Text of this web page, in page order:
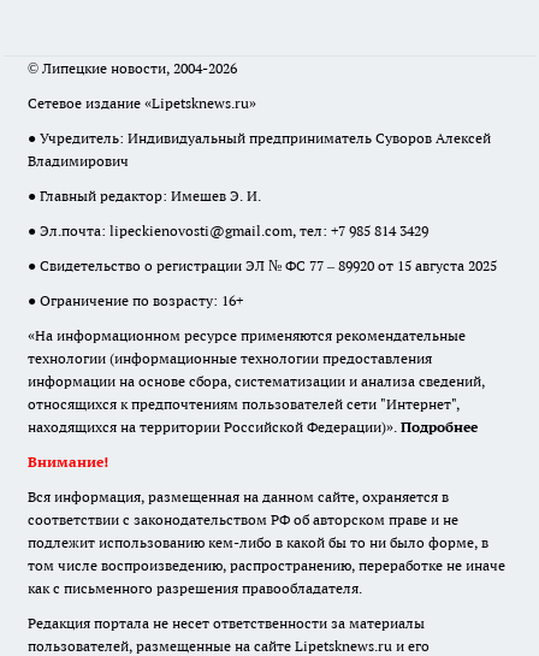
© Липецкие новости, 2004-2026
Сетевое издание «Lipetsknews.ru»
● Учредитель: Индивидуальный предприниматель Суворов Алексей
Владимирович
● Главный редактор: Имешев Э. И.
● Эл.почта: lipeckienovosti@gmail.com, тел: +7 985 814 3429
● Свидетельство о регистрации ЭЛ № ФС 77 – 89920 от 15 августа 2025
● Ограничение по возрасту: 16+
«На информационном ресурсе применяются рекомендательные
технологии (информационные технологии предоставления
информации на основе сбора, систематизации и анализа сведений,
относящихся к предпочтениям пользователей сети "Интернет",
находящихся на территории Российской Федерации)». Подробнее
Внимание!
Вся информация, размещенная на данном сайте, охраняется в
соответствии с законодательством РФ об авторском праве и не
подлежит использованию кем-либо в какой бы то ни было форме, в
том числе воспроизведению, распространению, переработке не иначе
как с письменного разрешения правообладателя.
Редакция портала не несет ответственности за материалы
пользователей, размещенные на сайте Lipetsknews.ru и его